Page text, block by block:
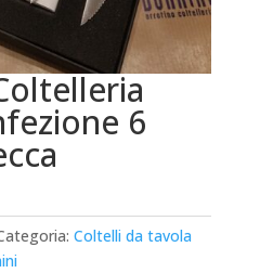
6
Coltelli da tavola